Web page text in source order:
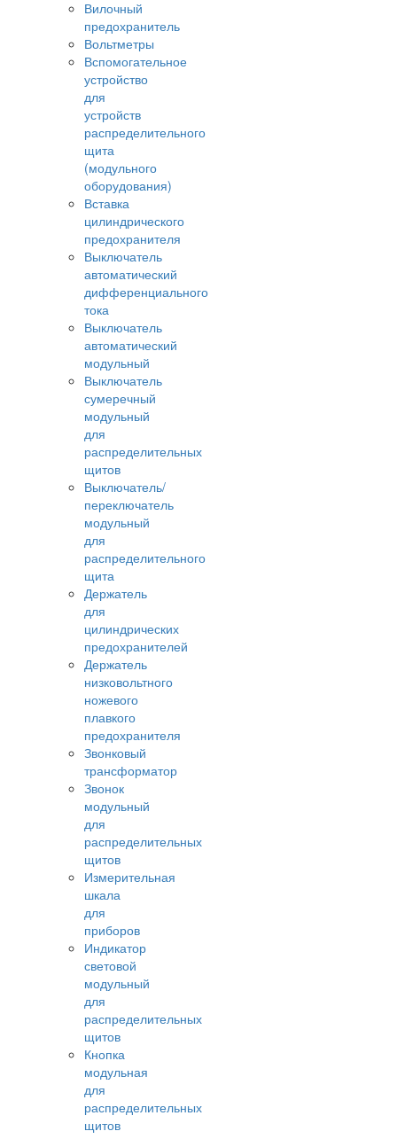
Вилочный
предохранитель
Вольтметры
Вспомогательное
устройство
для
устройств
распределительного
щита
(модульного
оборудования)
Вставка
цилиндрического
предохранителя
Выключатель
автоматический
дифференциального
тока
Выключатель
автоматический
модульный
Выключатель
сумеречный
модульный
для
распределительных
щитов
Выключатель/
переключатель
модульный
для
распределительного
щита
Держатель
для
цилиндрических
предохранителей
Держатель
низковольтного
ножевого
плавкого
предохранителя
Звонковый
трансформатор
Звонок
модульный
для
распределительных
щитов
Измерительная
шкала
для
приборов
Индикатор
световой
модульный
для
распределительных
щитов
Кнопка
модульная
для
распределительных
щитов